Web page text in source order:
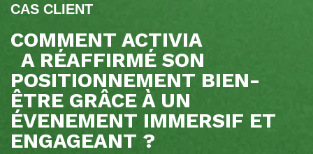
CAS CLIENT
COMMENT ACTIVIA
A RÉAFFIRMÉ SON
POSITIONNEMENT BIEN-
ÊTRE GRÂCE À UN
ÉVENEMENT IMMERSIF ET
ENGAGEANT ?